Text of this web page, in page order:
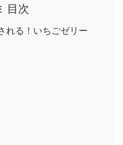
目次
れる！いちごゼリー